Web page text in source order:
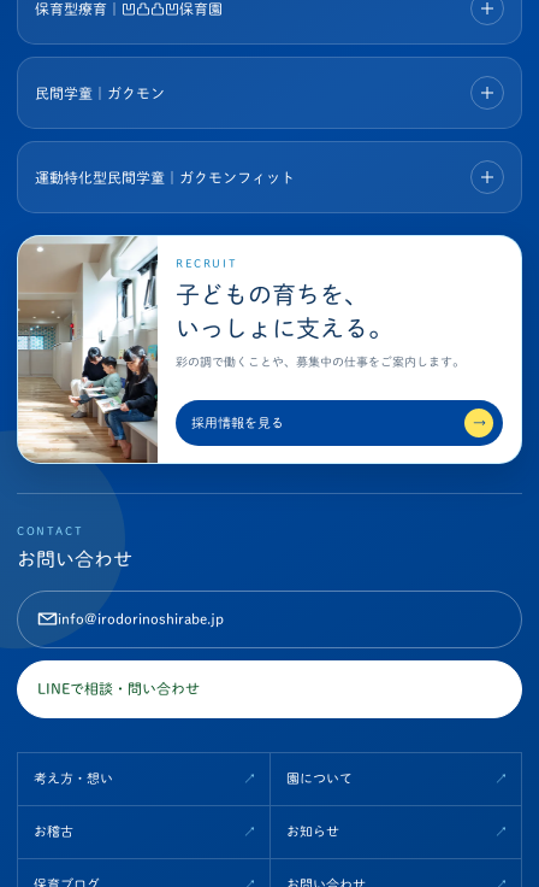
保育型療育｜凹凸凸凹保育園
民間学童｜ガクモン
運動特化型民間学童｜ガクモンフィット
RECRUIT
子どもの育ちを、
いっしょに支える。
彩の調で働くことや、募集中の仕事をご案内します。
採用情報を見る →
CONTACT
お問い合わせ
info@irodorinoshirabe.jp
LINEで相談・問い合わせ
考え方・想い 園について
お稽古 お知らせ
保育ブログ お問い合わせ